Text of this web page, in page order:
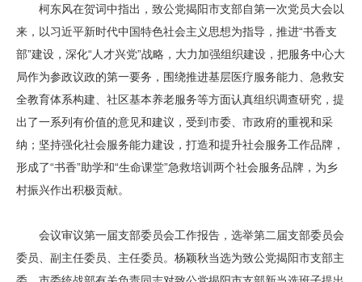
柯东风在贺词中指出，致公党揭阳市支部自第一次党员大会以
来，以习近平新时代中国特色社会主义思想为指导，推进“书香支
部”建设，深化“人才兴党”战略，大力加强组织建设，把服务中心大
局作为参政议政的第一要务，围绕推进基层医疗服务能力、急救安
全教育体系构建、社区基本养老服务等方面认真组织调查研究，提
出了一系列有价值的意见和建议，受到市委、市政府的重视和采
纳；坚持强化社会服务能力建设，打造和提升社会服务工作品牌，
形成了“书香”助学和“生命课堂”急救培训两个社会服务品牌，为乡
村振兴作出积极贡献。
会议审议第一届支部委员会工作报告，选举第二届支部委员会
委员、副主任委员、主任委员。杨颖秋当选为致公党揭阳市支部主